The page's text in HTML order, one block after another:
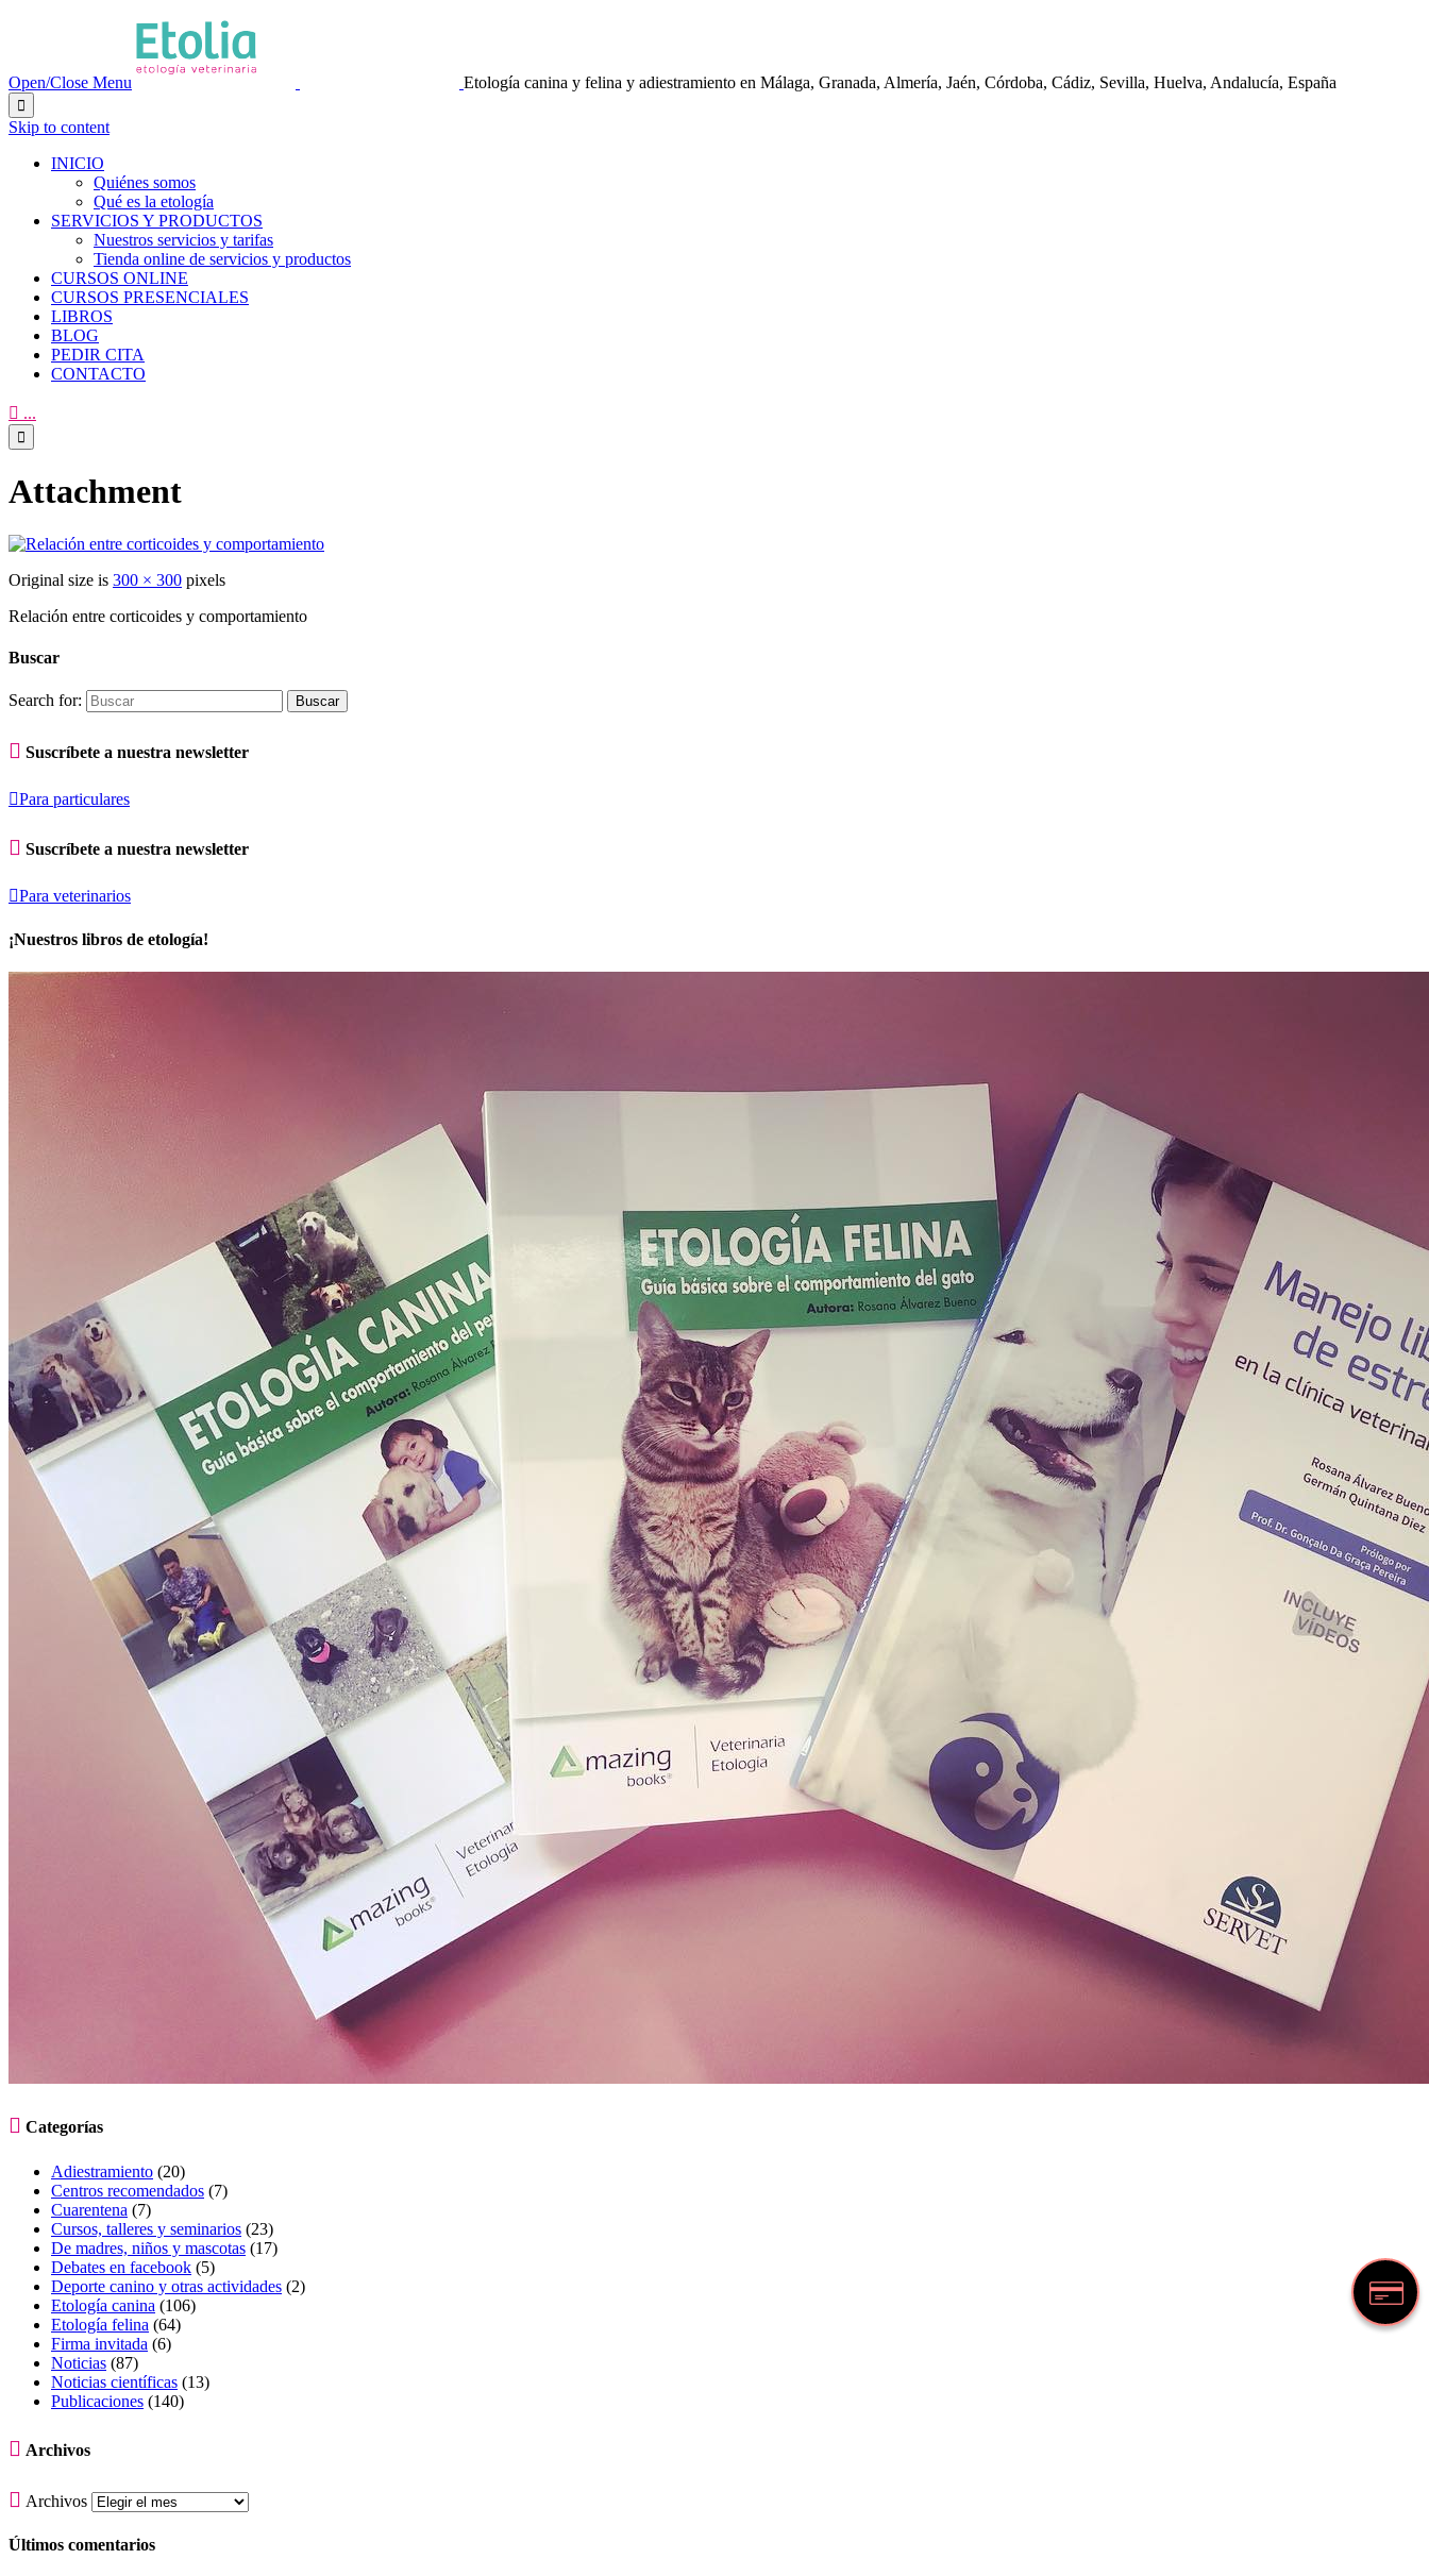
Open/Close Menu Etología canina y felina y adiestramiento en Málaga, Granada, Almería, Jaén, Córdoba, Cádiz, Sevilla, Huelva, Andalucía, España

Skip to content
INICIO
Quiénes somos
Qué es la etología
SERVICIOS Y PRODUCTOS
Nuestros servicios y tarifas
Tienda online de servicios y productos
CURSOS ONLINE
CURSOS PRESENCIALES
LIBROS
BLOG
PEDIR CITA
CONTACTO
 ...

Attachment
Original size is 300 × 300 pixels
Relación entre corticoides y comportamiento
Buscar
Search for:
 Suscríbete a nuestra newsletter
Para particulares
 Suscríbete a nuestra newsletter
Para veterinarios
¡Nuestros libros de etología!
 Categorías
Adiestramiento (20)
Centros recomendados (7)
Cuarentena (7)
Cursos, talleres y seminarios (23)
De madres, niños y mascotas (17)
Debates en facebook (5)
Deporte canino y otras actividades (2)
Etología canina (106)
Etología felina (64)
Firma invitada (6)
Noticias (87)
Noticias científicas (13)
Publicaciones (140)
 Archivos
 Archivos
Últimos comentarios